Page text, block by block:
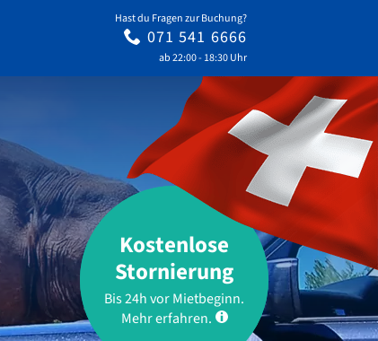
Hast du Fragen zur Buchung?
071 541 6666
ab 22:00 - 18:30 Uhr
Kostenlose
Stornierung
Bis 24h vor Mietbeginn.
Mehr erfahren.